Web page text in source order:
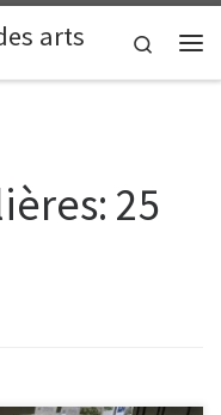
arts
Search
25